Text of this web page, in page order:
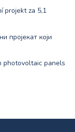
projekt za 5,1
пројекат који
panels